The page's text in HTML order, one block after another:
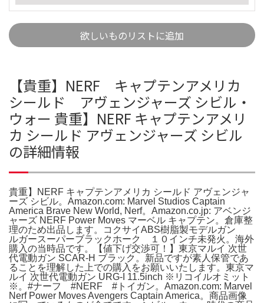
欲しいものリストに追加
【貴重】NERF キャプテンアメリカ
シールド アヴェンジャーズ シビル・
ウォー 貴重】NERF キャプテンアメリ
カ シールド アヴェンジャーズ シビル
の詳細情報
貴重】NERF キャプテンアメリカ シールド アヴェンジャ
ーズ シビル。Amazon.com: Marvel Studios Captain
America Brave New World, Nerf。Amazon.co.jp: アベンジ
ャーズ NERF Power Moves マーベル キャプテン。倉庫整
理のため出品します。コクサイABS樹脂製モデルガン
ルガースーパーブラックホーク １０インチ未発火。海外
購入の当時品です。【値下げ交渉可！】東京マルイ 次世
代電動ガン SCAR-H ブラック。新品ですが素人保管であ
ることを理解した上での購入をお願いいたします。東京マ
ルイ 次世代電動ガン URG-I 11.5inch ※リコイルオミット
※。#ナーフ #NERF #トイガン。Amazon.com: Marvel
Nerf Power Moves Avengers Captain America。商品画像